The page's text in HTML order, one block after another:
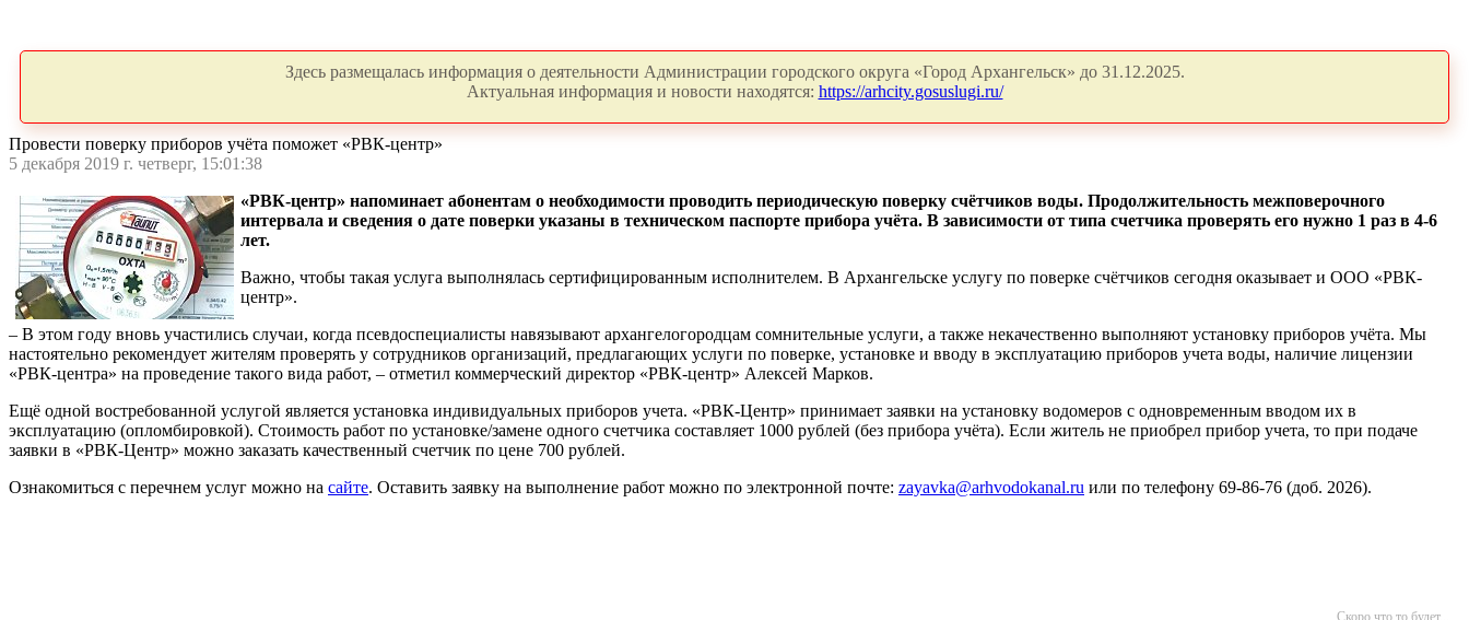
Здесь размещалась информация о деятельности Администрации городского округа «Город Архангельск» до 31.12.2025.
Актуальная информация и новости находятся: https://arhcity.gosuslugi.ru/
Провести поверку приборов учёта поможет «РВК-центр»
5 декабря 2019 г. четверг, 15:01:38
«РВК-центр» напоминает абонентам о необходимости проводить периодическую поверку счётчиков воды. Продолжительность межповерочного
интервала и сведения о дате поверки указаны в техническом паспорте прибора учёта. В зависимости от типа счетчика проверять его нужно 1 раз в 4-6
лет.
Важно, чтобы такая услуга выполнялась сертифицированным исполнителем. В Архангельске услугу по поверке счётчиков сегодня оказывает и ООО «РВК-
центр».
– В этом году вновь участились случаи, когда псевдоспециалисты навязывают архангелогородцам сомнительные услуги, а также некачественно выполняют установку приборов учёта. Мы
настоятельно рекомендует жителям проверять у сотрудников организаций, предлагающих услуги по поверке, установке и вводу в эксплуатацию приборов учета воды, наличие лицензии
«РВК-центра» на проведение такого вида работ, – отметил коммерческий директор «РВК-центр» Алексей Марков.
Ещё одной востребованной услугой является установка индивидуальных приборов учета. «РВК-Центр» принимает заявки на установку водомеров с одновременным вводом их в
эксплуатацию (опломбировкой). Стоимость работ по установке/замене одного счетчика составляет 1000 рублей (без прибора учёта). Если житель не приобрел прибор учета, то при подаче
заявки в «РВК-Центр» можно заказать качественный счетчик по цене 700 рублей.
Ознакомиться с перечнем услуг можно на сайте. Оставить заявку на выполнение работ можно по электронной почте: zayavka@arhvodokanal.ru или по телефону 69-86-76 (доб. 2026).
Скоро что то будет...